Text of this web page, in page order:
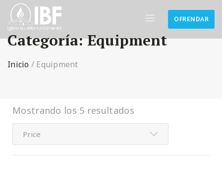
OFRENDAR
Categoría:Equipment
Inicio / Equipment
Mostrando los 5 resultados
Price